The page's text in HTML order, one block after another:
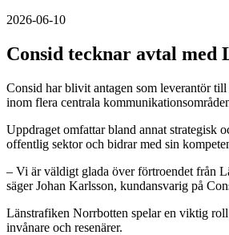
2026-06-10
Consid tecknar avtal
Consid har blivit antagen som leverantör
inom flera centrala
Uppdraget omfattar bland annat strategisk
offentlig sektor och bidrar med sin
– Vi är väldigt glada över förtroendet från
säger Johan Karlsson, kundansvarig på
Länstrafiken Norrbotten spelar en viktig
invånare och resenärer.